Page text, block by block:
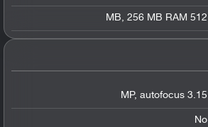
512 MB, 256 MB RAM
3.15 MP, autofocus
No